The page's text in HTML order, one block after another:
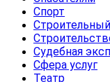
Спорт
Судебная
Сфера услуг
Театр